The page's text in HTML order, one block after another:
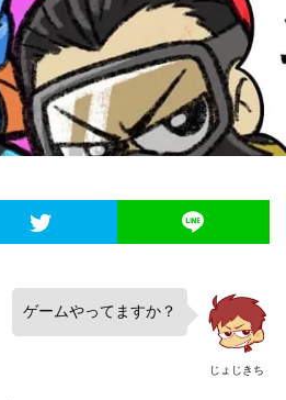
じょじきち
ゲームやってますか？